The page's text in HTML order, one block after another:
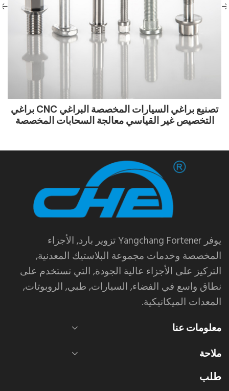
تصنيع براغي السيارات المخصصة البراغي CNC براغي
التخصيص غير القياسي معالجة السحابات المخصصة
يوفر Yangchang Fortener تزوير بارد, الأجزاء
المخصصة وخدمات مجموعة البلاستيك المعدنية,
التركيز على الأجزاء عالية الجودة, التي تستخدم على
نطاق واسع في الفضاء, السيارات, طبي, الروبوتات,
المعدات الميكانيكية.
معلومات عنا
ملاحة
طلب